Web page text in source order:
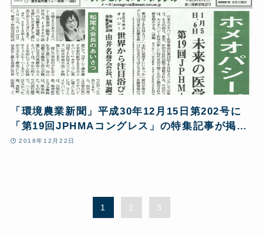
「環境農業新聞」平成30年12月15日第202号に
「第19回JPHMAコングレス」の特集記事が掲載
されました
2018年12月22日
1 2 3